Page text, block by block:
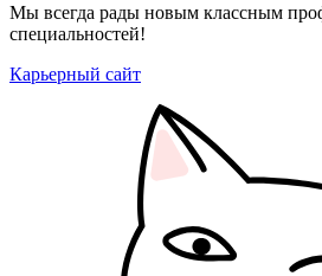
Мы всегда рады новым классным
специальностей!
Карьерный сайт